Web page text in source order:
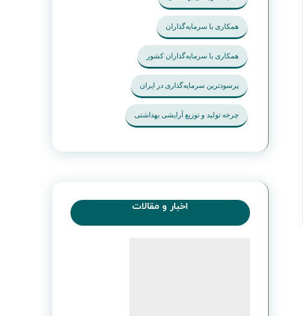
همکاری با سرمایه‌گذاران
همکاری با سرمایه‌گذاران کشور
پرسودترین سرمایه‌گذاری در ایران
چرخه تولید و توزیع آرایشی بهداشتی
اخبار و مقالات